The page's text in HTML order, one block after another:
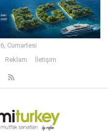
Cumartesi
Reklam İletişim